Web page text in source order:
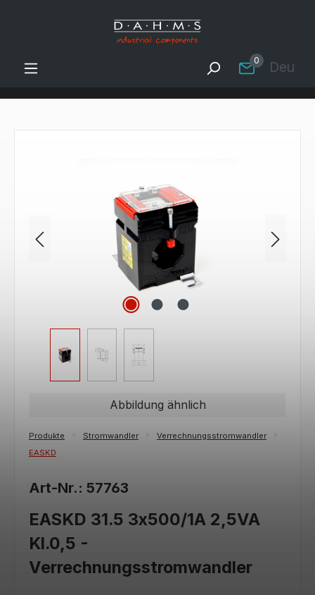
Zum Hauptinhalt springen
0
Abbildung ähnlich
Produkte Stromwandler
Verrechnungsstromwandler
EASKD
Art-Nr.: 57763
EASKD 31.5 3x500/1A 2,5VA
Kl.0,5 -
Verrechnungsstromwandler